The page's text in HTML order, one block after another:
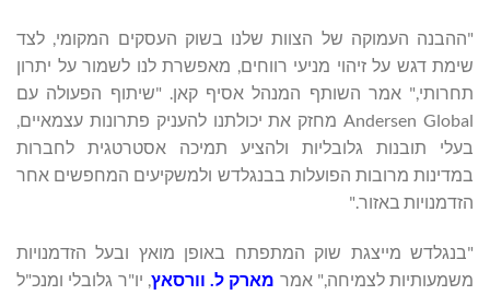
"ההבנה העמוקה של הצוות שלנו בשוק העסקים המקומי, לצד
שימת דגש על זיהוי מניעי רווחים, מאפשרת לנו לשמור על יתרון
תחרותי," אמר השותף המנהל אסיף קאן. "שיתוף הפעולה עם
Andersen Global מחזק את יכולתנו להעניק פתרונות עצמאיים,
בעלי תובנות גלובליות ולהציע תמיכה אסטרטגית לחברות
במדינות מרובות הפועלות בבנגלדש ולמשקיעים המחפשים אחר
הזדמנויות באזור."
"בנגלדש מייצגת שוק המתפתח באופן מואץ ובעל הזדמנויות
משמעותיות לצמיחה," אמר מארק ל. וורסאץ, יו"ר גלובלי ומנכ"ל